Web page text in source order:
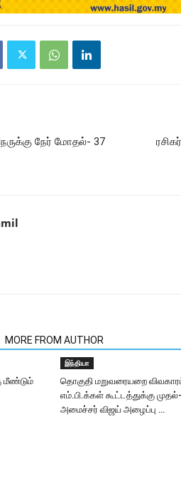
நேர் மோதல்- 37
MORE FROM AUTHOR
மீண்டும்
இந்தியா
தொகுதி மறுவரையறை
எம்.பி.க்கள் கூட்டத்துக்கு முதல்-
அமைச்சர் விஜய் அழைப்பு …